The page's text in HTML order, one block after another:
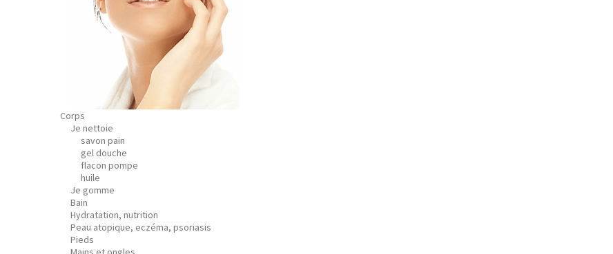
Corps
Je nettoie
savon pain
gel douche
flacon pompe
huile
Je gomme
Bain
Hydratation, nutrition
Peau atopique, eczéma, psoriasis
Pieds